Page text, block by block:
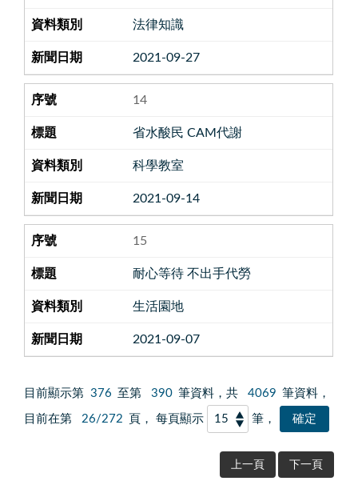
法律知識
2021-09-27
14
省水酸民 CAM代謝
科學教室
2021-09-14
15
耐心等待 不出手代勞
生活園地
2021-09-07
目前顯示第 376 至第 390 筆資料，共 4069 筆資料，
目前在第 26/272 頁， 每頁顯示 筆，
上一頁 下一頁